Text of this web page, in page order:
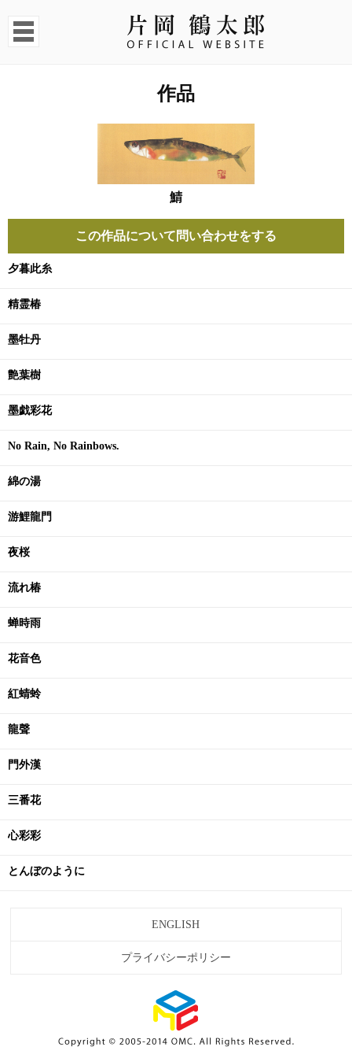
作品
鯖
この作品について問い合わせをする
夕暮此糸
精霊椿
墨牡丹
艶葉樹
墨戯彩花
No Rain, No Rainbows.
綿の湯
游鯉龍門
夜桜
流れ椿
蝉時雨
花音色
紅蜻蛉
龍聲
門外漢
三番花
心彩彩
とんぼのように
ENGLISH
プライバシーポリシー